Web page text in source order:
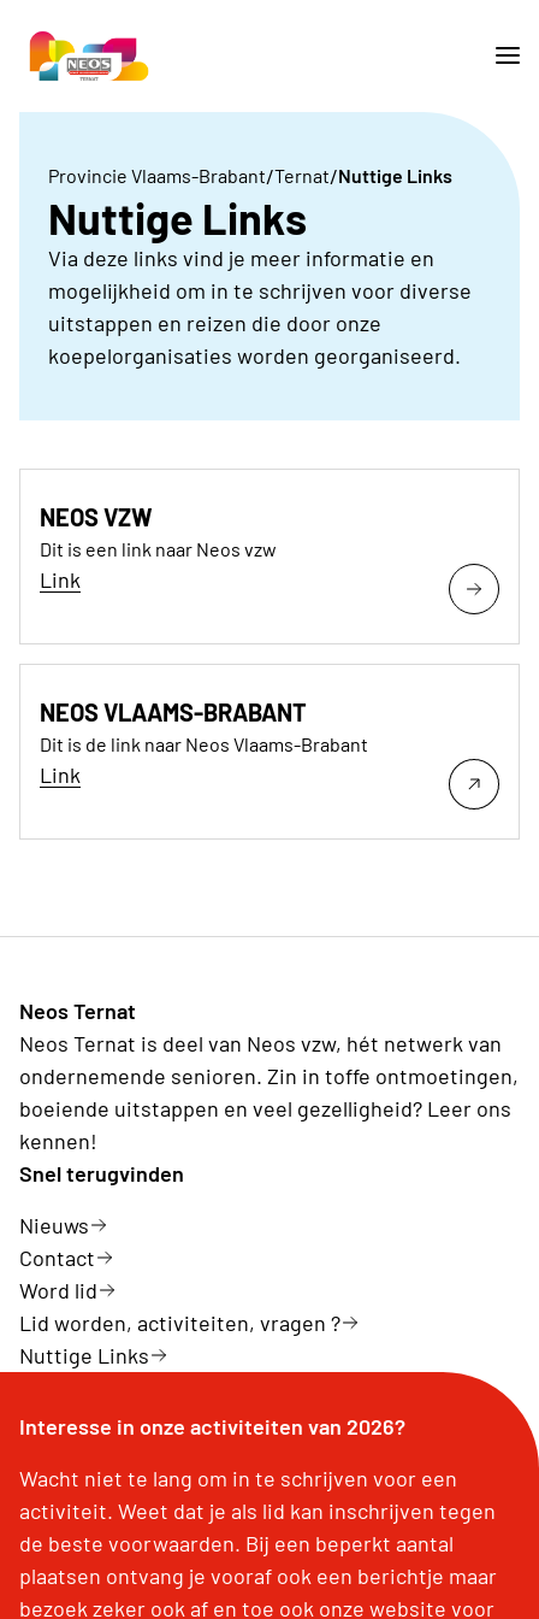
Provincie Vlaams-Brabant/Ternat/Nuttige Links
Nuttige Links
Via deze links vind je meer informatie en
mogelijkheid om in te schrijven voor diverse
uitstappen en reizen die door onze
koepelorganisaties worden georganiseerd.
NEOS VZW
Dit is een link naar Neos vzw
Link
NEOS VLAAMS-BRABANT
Dit is de link naar Neos Vlaams-Brabant
Link
Neos Ternat
Neos Ternat is deel van Neos vzw, hét netwerk van
ondernemende senioren. Zin in toffe ontmoetingen,
boeiende uitstappen en veel gezelligheid? Leer ons
kennen!
Snel terugvinden
Nieuws
Contact
Word lid
Lid worden, activiteiten, vragen ?
Nuttige Links
Interesse in onze activiteiten van 2026?
Wacht niet te lang om in te schrijven voor een
activiteit. Weet dat je als lid kan inschrijven tegen
de beste voorwaarden. Bij een beperkt aantal
plaatsen ontvang je vooraf ook een berichtje maar
bezoek zeker ook af en toe ook onze website voor